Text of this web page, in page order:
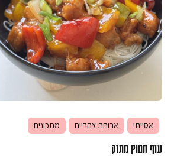
אסייתי ארוחת צהריים מתכונים
עוף חמוץ מתוק